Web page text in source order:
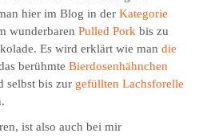
hier im Blog in der Kategorie
wunderbaren Pulled Pork bis zu
Es wird erklärt wie man die
berühmte Bierdosenhähnchen
selbst bis zur gefüllten Lachsforelle
ist also auch bei mir